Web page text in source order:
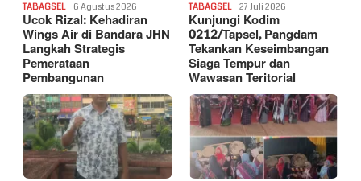
TABAGSEL 6 Agustus 2026
Ucok Rizal: Kehadiran
Wings Air di Bandara JHN
Langkah Strategis
Pemerataan
Pembangunan
TABAGSEL 27 Juli 2026
Kunjungi Kodim
0212/Tapsel, Pangdam
Tekankan Keseimbangan
Siaga Tempur dan
Wawasan Teritorial